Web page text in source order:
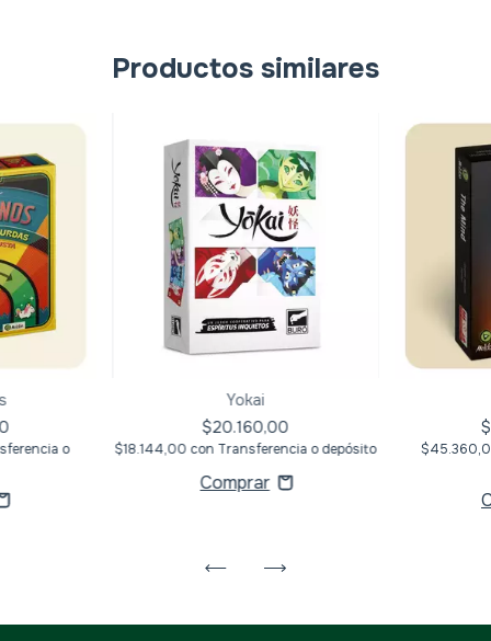
Productos similares
o
Yokai
$20.160,00
$18.144,00 con Transferencia o depósito